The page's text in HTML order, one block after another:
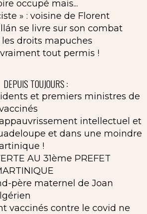
occupé mais...
» : voisine de Florent
se livre sur son combat
droits mapuches
tout permis !
DEPUIS TOUJOURS :
et premiers ministres de
intellectuel et
et dans une moindre
!
AU 31ème PREFET
père maternel de Joan
vaccinés contre le covid ne